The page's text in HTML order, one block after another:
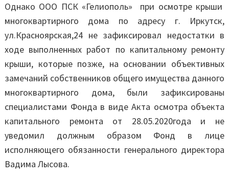
Однако ООО ПСК «Гелиополь» при осмотре крыши
многоквартирного дома по адресу г. Иркутск,
ул.Красноярская,24 не зафиксировал недостатки в
ходе выполненных работ по капитальному ремонту
крыши, которые позже, на основании объективных
замечаний собственников общего имущества данного
многоквартирного дома, были зафиксированы
специалистами Фонда в виде Акта осмотра объекта
капитального ремонта от 28.05.2020года и не
уведомил должным образом Фонд в лице
исполняющего обязанности генерального директора
Вадима Лысова.